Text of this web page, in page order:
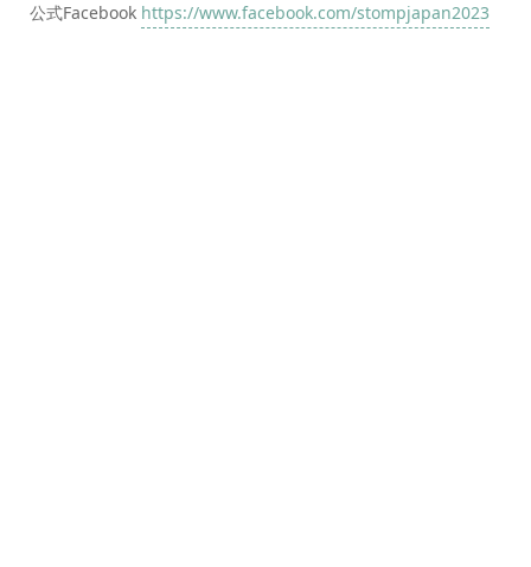
公式Facebook https://www.facebook.com/stompjapan2023